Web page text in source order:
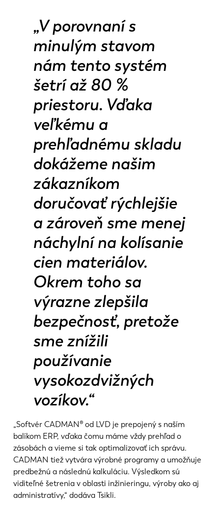
„V porovnaní s
minulým stavom
nám tento systém
šetrí až 80 %
priestoru. Vďaka
veľkému a
prehľadnému skladu
dokážeme našim
zákazníkom
doručovať rýchlejšie
a zároveň sme menej
náchylní na kolísanie
cien materiálov.
Okrem toho sa
výrazne zlepšila
bezpečnosť, pretože
sme znížili
používanie
vysokozdvižných
vozíkov.“
„Softvér CADMAN® od LVD je prepojený s naším
balíkom ERP, vďaka čomu máme vždy prehľad o
zásobách a vieme si tak optimalizovať ich správu.
CADMAN tiež vytvára výrobné programy a umožňuje
predbežnú a následnú kalkuláciu. Výsledkom sú
viditeľné šetrenia v oblasti inžinieringu, výroby ako aj
administratívy,“ dodáva Tsikli.